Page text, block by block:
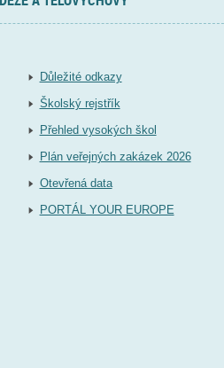
Důležité odkazy
Školský rejstřík
Přehled vysokých škol
Plán veřejných zakázek 2026
Otevřená data
PORTÁL YOUR EUROPE